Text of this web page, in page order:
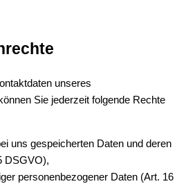
unseres
Sie jederzeit folgende Rechte
uns gespeicherten Daten und deren
DSGVO),
personenbezogener Daten (Art. 16